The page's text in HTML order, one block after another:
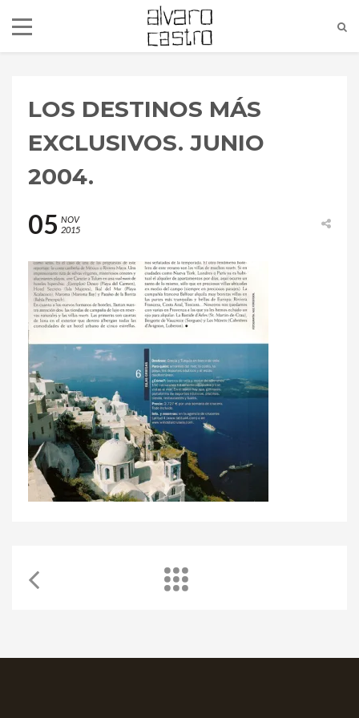
alvaro@alvarocastro.com
LOS DESTINOS MÁS
EXCLUSIVOS. JUNIO
2004.
05 NOV
2015